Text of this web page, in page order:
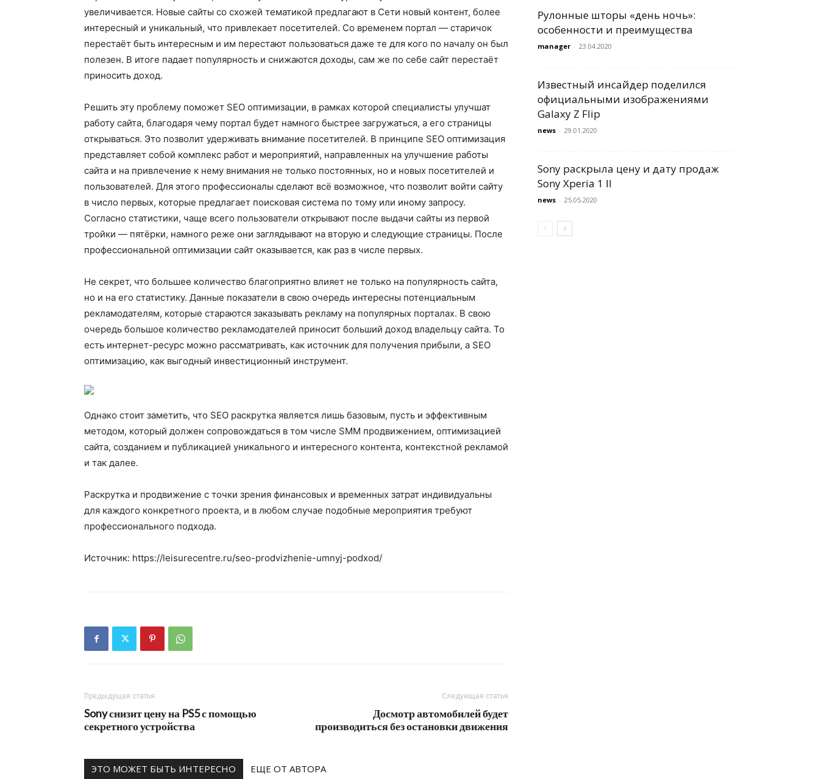
увеличивается. Новые сайты со схожей тематикой предлагают в Сети новый контент, более
интересный и уникальный, что привлекает посетителей. Со временем портал — старичок
перестаёт быть интересным и им перестают пользоваться даже те для кого по началу он был
полезен. В итоге падает популярность и снижаются доходы, сам же по себе сайт перестаёт
приносить доход.
Решить эту проблему поможет SEO оптимизации, в рамках которой специалисты улучшат
работу сайта, благодаря чему портал будет намного быстрее загружаться, а его страницы
открываться. Это позволит удерживать внимание посетителей. В принципе SEO оптимизация
представляет собой комплекс работ и мероприятий, направленных на улучшение работы
сайта и на привлечение к нему внимания не только постоянных, но и новых посетителей и
пользователей. Для этого профессионалы сделают всё возможное, что позволит войти сайту
в число первых, которые предлагает поисковая система по тому или иному запросу.
Согласно статистики, чаще всего пользователи открывают после выдачи сайты из первой
тройки — пятёрки, намного реже они заглядывают на вторую и следующие страницы. После
профессиональной оптимизации сайт оказывается, как раз в числе первых.
Не секрет, что большее количество благоприятно влияет не только на популярность сайта,
но и на его статистику. Данные показатели в свою очередь интересны потенциальным
рекламодателям, которые стараются заказывать рекламу на популярных порталах. В свою
очередь большое количество рекламодателей приносит больший доход владельцу сайта. То
есть интернет-ресурс можно рассматривать, как источник для получения прибыли, а SEO
оптимизацию, как выгодный инвестиционный инструмент.
Однако стоит заметить, что SEO раскрутка является лишь базовым, пусть и эффективным
методом, который должен сопровождаться в том числе SMM продвижением, оптимизацией
сайта, созданием и публикацией уникального и интересного контента, контекстной рекламой
и так далее.
Раскрутка и продвижение с точки зрения финансовых и временных затрат индивидуальны
для каждого конкретного проекта, и в любом случае подобные мероприятия требуют
профессионального подхода.
Источник: https://leisurecentre.ru/seo-prodvizhenie-umnyj-podxod/
Предыдущая статья
Sony снизит цену на PS5 с помощью
секретного устройства
Следующая статья
Досмотр автомобилей будет
производиться без остановки движения
ЭТО МОЖЕТ БЫТЬ ИНТЕРЕСНО ЕЩЕ ОТ АВТОРА
Рулонные шторы «день ночь»:
особенности и преимущества
manager - 23.04.2020
Известный инсайдер поделился
официальными изображениями
Galaxy Z Flip
news - 29.01.2020
Sony раскрыла цену и дату продаж
Sony Xperia 1 II
news - 25.05.2020